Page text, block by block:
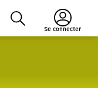
Se connecter